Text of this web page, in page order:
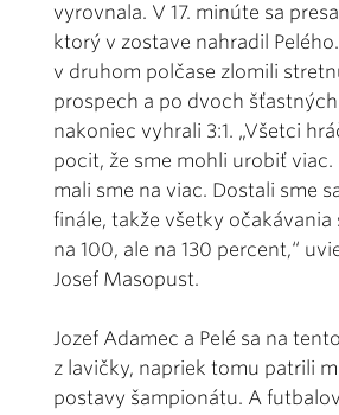
vyrovnala. V 17. minúte sa
ktorý v zostave nahradil
v druhom polčase zlomili
prospech a po dvoch
nakoniec vyhrali 3:1. „Všetci
pocit, že sme mohli urobiť viac.
mali sme na viac. Dostali sme
finále, takže všetky očakávania
na 100, ale na 130 percent,“
Josef Masopust.
Jozef Adamec a Pelé sa na
z lavičky, napriek tomu patrili
postavy šampionátu. A